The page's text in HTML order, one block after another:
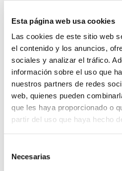
Esta página web usa cookies
Las cookies de este sitio web
el contenido y los anuncios,
sociales y analizar el tráfico.
información sobre el uso que
nuestros partners de redes
web, quienes pueden
que les haya proporcionado o
partir del uso que haya hecho
Necesarias
Recíbelo en 24/48H*
*Ver condiciones de envío
Cantidad
Comprar
(SIN IVA) .
Los que